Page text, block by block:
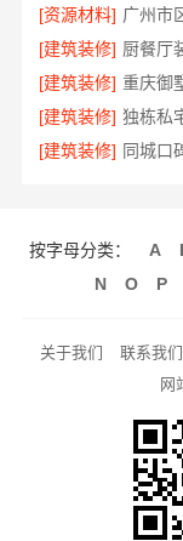
[资源材料] 广州市
[建筑装修]
[建筑装修]
[建筑装修] 独栋私
[建筑装修] 同城口
按字母分类： A
N
O P
关于我们 联系我们
网